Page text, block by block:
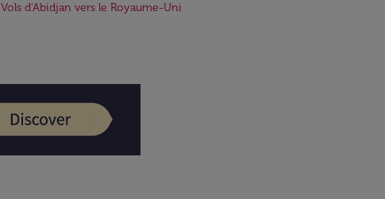
Vols d'Abidjan vers le Royaume-Uni